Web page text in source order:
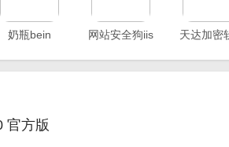
奶瓶bein
网站安全狗iis
天达加密
官方版